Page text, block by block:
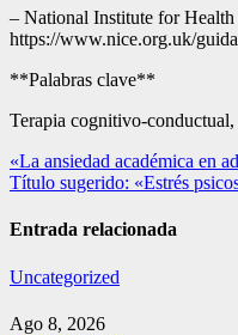
– National Institute for
https://www.nice.org.uk/
**Palabras clave**
Terapia cognitivo-
Navegación
de
entradas
«La ansiedad académica en
Título sugerido: «Estrés
Entrada relacionada
Uncategorized
Ago 8, 2026